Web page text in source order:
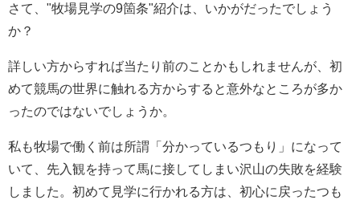
さて、"牧場見学の9箇条"紹介は、いかがだったでしょう
か？
詳しい方からすれば当たり前のことかもしれませんが、初
めて競馬の世界に触れる方からすると意外なところが多か
ったのではないでしょうか。
私も牧場で働く前は所謂「分かっているつもり」になって
いて、先入観を持って馬に接してしまい沢山の失敗を経験
しました。初めて見学に行かれる方は、初心に戻ったつも